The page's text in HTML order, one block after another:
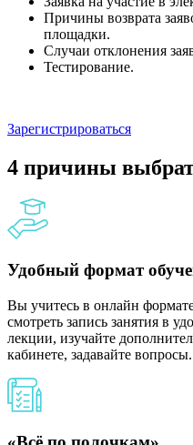
Причины возврата
площадки.
Случаи отклонения
Тестирование.
Зарегистрироваться
4 причины
Удобный формат
Вы учитесь в онлайн
смотреть запись занятия в
лекции, изучайте
кабинете, задавайте вопросы.